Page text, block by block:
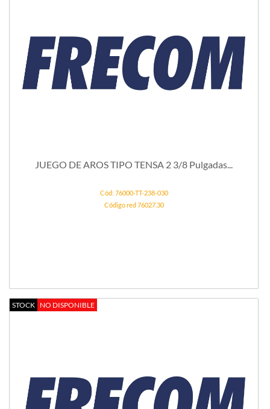
JUEGO DE AROS TIPO TENSA 2 3/8 Pulgadas...
Cód: 76000-TT-238-030
Código red 76027.30
STOCK NO DISPONIBLE